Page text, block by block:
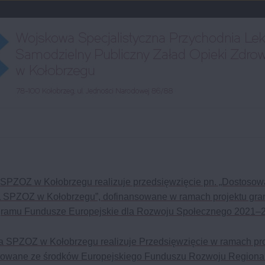
w Kołobrzegu realizuje przedsięwzięcie pn.
w Kołobrzegu”, dofinansowane w ramach projektu
Fundusze Europejskie dla Rozwoju Społecznego
w Kołobrzegu realizuje Przedsięwzięcie w ramach
ze środków Europejskiego Funduszu Rozwoju